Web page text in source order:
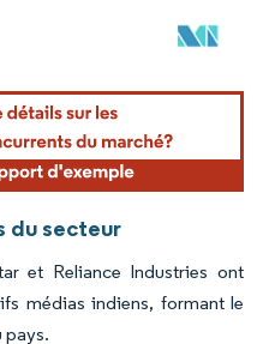
nécessite une attribution sous CC BY
du secteur
et Reliance Industries ont
médias indiens, formant le
pays.